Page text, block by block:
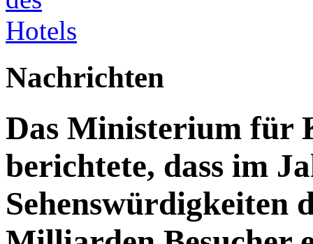
Nachrichten
Das Ministerium für
berichtete, dass im
Sehenswürdigkeiten